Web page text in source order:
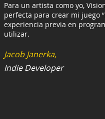
Para un artista como yo,
perfecta para crear mi juego
experiencia previa en
utilizar.
Jacob Janerka,
Indie Developer